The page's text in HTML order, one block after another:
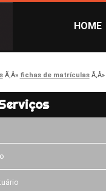
HOME
fichas de matrículas